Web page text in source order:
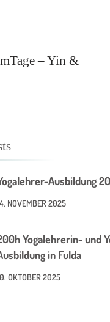
– Yin &
Ausbildung
NOVEMBER 2025
Yogalehrerin- und
in Fulda
OKTOBER 2025